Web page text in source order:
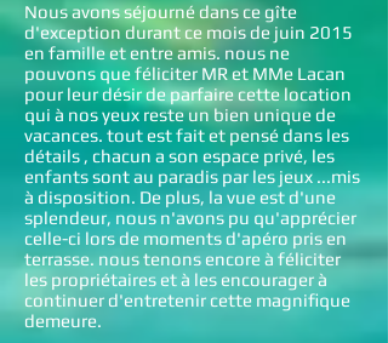
Nous avons séjourné dans ce gîte
d'exception durant ce mois de juin 2015
en famille et entre amis. nous ne
pouvons que féliciter MR et MMe Lacan
pour leur désir de parfaire cette location
qui à nos yeux reste un bien unique de
vacances. tout est fait et pensé dans les
détails , chacun a son espace privé, les
enfants sont au paradis par les jeux ...mis
à disposition. De plus, la vue est d'une
splendeur, nous n'avons pu qu'apprécier
celle-ci lors de moments d'apéro pris en
terrasse. nous tenons encore à féliciter
les propriétaires et à les encourager à
continuer d'entretenir cette magnifique
demeure.